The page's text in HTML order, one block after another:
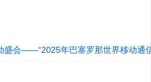
盛会——“2025年巴塞罗那世界移动通